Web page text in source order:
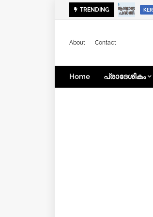
TRENDING
About Contact
Home പ്രാദേശികം